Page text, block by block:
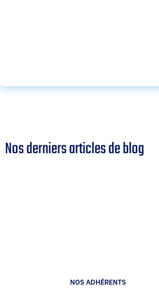
Nos derniers articles de blog
NOS ADHÉRENTS